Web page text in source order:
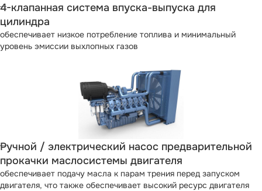
4-клапанная система впуска-выпуска для
цилиндра
обеспечивает низкое потребление топлива и минимальный
уровень эмиссии выхлопных газов
Ручной / электрический насос предварительной
прокачки маслосистемы двигателя
обеспечивает подачу масла к парам трения перед запуском
двигателя, что также обеспечивает высокий ресурс двигателя